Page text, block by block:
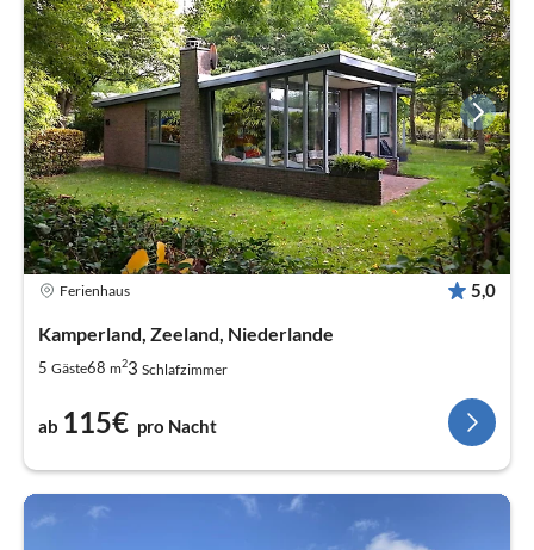
Ferienhaus 5,0
Kamperland, Zeeland, Niederlande
5 Gäste68 m23 Schlafzimmer
ab 115€ pro Nacht